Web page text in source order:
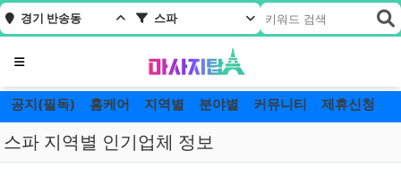
경기 반송동 스파
메뉴
공지(필독) 홈케어 지역별 분야별 커뮤니티 제휴신청
스파 지역별 인기업체 정보